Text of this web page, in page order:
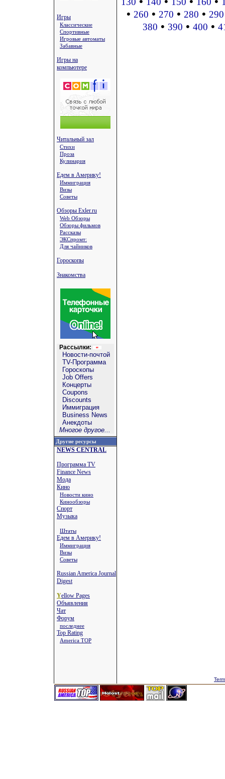
Игры
Классические
Спортивные
Игровые автоматы
Забавные
Игры на
компьютере
Читальный зал
Стихи
Проза
Кулинария
Едем в Америку!
Иммиграция
Визы
Советы
Обзоры Exler.ru
Web Обзоры
Обзоры фильмов
Рассказы
ЭКСпромт:
Для чайников
Гороскопы
Знакомства
Рассылки:
Новости-почтой
TV-Программа
Гороскопы
Job Offers
Концерты
Coupons
Discounts
Иммиграция
Business News
Анекдоты
Многое другое...
Другие ресурсы
NEWS CENTRAL
Программа TV
Finance News
Мода
Кино
Новости кино
Кинообзоры
Спорт
Музыка
Штаты
Едем в Америку!
Иммиграция
Визы
Советы
Russian America Journal
Digest
Yellow Pages
Объявления
Чат
Форум
последнее
Top Rating
America TOP
• 260 • 270 • 280 • 290
380 • 390 • 400 •